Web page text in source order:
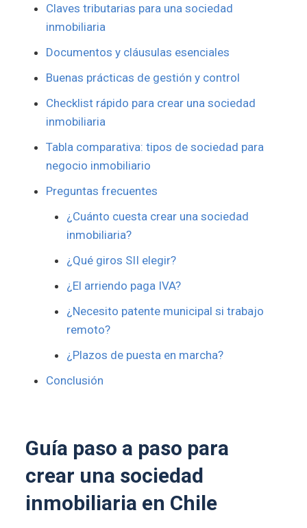
Claves tributarias para una sociedad
inmobiliaria
Documentos y cláusulas esenciales
Buenas prácticas de gestión y control
Checklist rápido para crear una sociedad
inmobiliaria
Tabla comparativa: tipos de sociedad para
negocio inmobiliario
Preguntas frecuentes
¿Cuánto cuesta crear una sociedad
inmobiliaria?
¿Qué giros SII elegir?
¿El arriendo paga IVA?
¿Necesito patente municipal si trabajo
remoto?
¿Plazos de puesta en marcha?
Conclusión
Guía paso a paso para
crear una sociedad
inmobiliaria en Chile